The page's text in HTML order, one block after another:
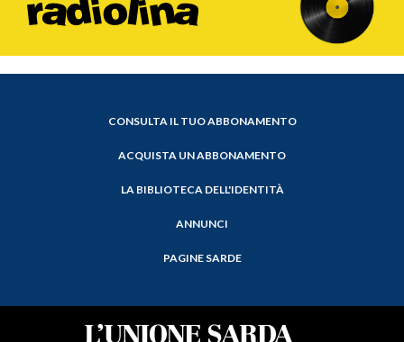
CONSULTA IL TUO ABBONAMENTO
ACQUISTA UN ABBONAMENTO
LA BIBLIOTECA DELL'IDENTITÀ
ANNUNCI
PAGINE SARDE